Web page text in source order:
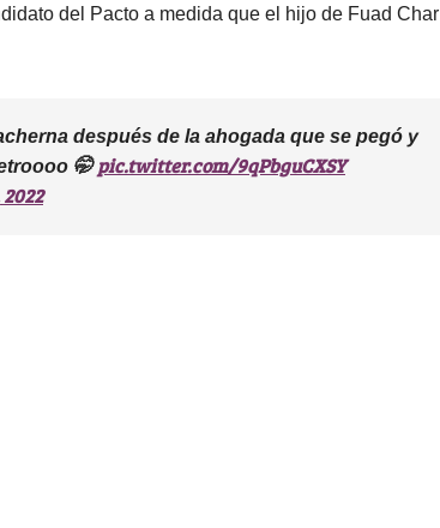
del Pacto a medida que el hijo de Fuad Char
después de la ahogada que se pegó y
🤭pic.twitter.com/9qPbguCXSY